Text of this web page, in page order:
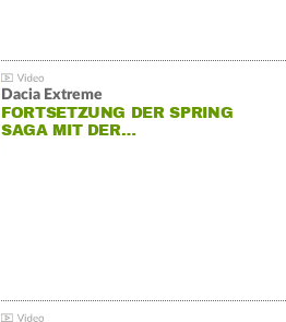
Dacia Extreme
FORTSETZUNG DER SPRING
SAGA MIT DER…